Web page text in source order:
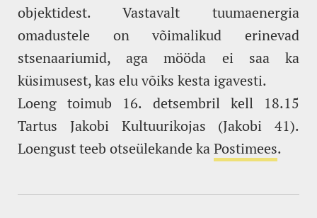
objektidest. Vastavalt tuumaenergia
omadustele on võimalikud erinevad
stsenaariumid, aga mööda ei saa ka
küsimusest, kas elu võiks kesta igavesti.
Loeng toimub 16. detsembril kell 18.15
Tartus Jakobi Kultuurikojas (Jakobi 41).
Loengust teeb otseülekande kaPostimees.